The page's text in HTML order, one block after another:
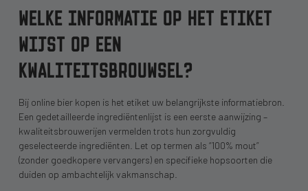
WELKE INFORMATIE OP HET ETIKET
WIJST OP EEN
KWALITEITSBROUWSEL?
Bij online bier kopen is het etiket uw belangrijkste informatiebron.
Een gedetailleerde ingrediëntenlijst is een eerste aanwijzing –
kwaliteitsbrouwerijen vermelden trots hun zorgvuldig
geselecteerde ingrediënten. Let op termen als “100% mout”
(zonder goedkopere vervangers) en specifieke hopsoorten die
duiden op ambachtelijk vakmanschap.